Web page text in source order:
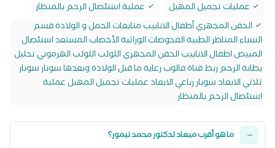
عمليات تجميل المهبل
عملية استئصال الرحم بالمنظار
الحقن المجهري أطفال الانابيب متابعات الحمل و الولادة قسم
النساء المناظر الطبية الفحوصات الوراثية الأخصاب المستعد استئصال
المبيض اطفال الانابيب الحقن المجهري اللولب اللولب الهرموني تحليل
بطانة الرحم ربط قناة فالوب رعاية ما قبل الولادة وبعدها سونار سونار
ثلاثي الابعاد سونار رباعي الابعاد عمليات تجميل المهبل عملية
استئصال الرحم بالمنظار
ما هو أقرب ميعاد لدكتور محمد تيمور؟